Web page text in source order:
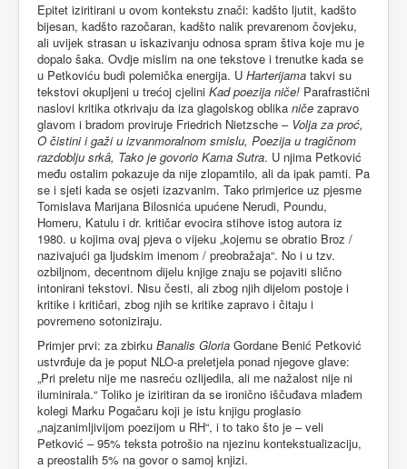
Epitet iziritirani u ovom kontekstu znači: kadšto ljutit, kadšto
bijesan, kadšto razočaran, kadšto nalik prevarenom čovjeku,
ali uvijek strasan u iskazivanju odnosa spram štiva koje mu je
dopalo šaka. Ovdje mislim na one tekstove i trenutke kada se
u Petkoviću budi polemička energija. U Harterijama takvi su
tekstovi okupljeni u trećoj cjelini Kad poezija niče! Parafrastični
naslovi kritika otkrivaju da iza glagolskog oblika niče zapravo
glavom i bradom proviruje Friedrich Nietzsche – Volja za proć,
O čistini i gaži u izvanmoralnom smislu, Poezija u tragičnom
razdoblju srkâ, Tako je govorio Kama Sutra. U njima Petković
među ostalim pokazuje da nije zlopamtilo, ali da ipak pamti. Pa
se i sjeti kada se osjeti izazvanim. Tako primjerice uz pjesme
Tomislava Marijana Bilosnića upućene Nerudi, Poundu,
Homeru, Katulu i dr. kritičar evocira stihove istog autora iz
1980. u kojima ovaj pjeva o vijeku „kojemu se obratio Broz /
nazivajući ga ljudskim imenom / preobražaja“. No i u tzv.
ozbiljnom, decentnom dijelu knjige znaju se pojaviti slično
intonirani tekstovi. Nisu česti, ali zbog njih dijelom postoje i
kritike i kritičari, zbog njih se kritike zapravo i čitaju i
povremeno sotoniziraju.
Primjer prvi: za zbirku Banalis Gloria Gordane Benić Petković
ustvrđuje da je poput NLO-a preletjela ponad njegove glave:
„Pri preletu nije me nasreću ozlijedila, ali me nažalost nije ni
iluminirala.“ Toliko je iziritiran da se ironično iščuđava mlađem
kolegi Marku Pogačaru koji je istu knjigu proglasio
„najzanimljivijom poezijom u RH“, i to tako što je – veli
Petković – 95% teksta potrošio na njezinu kontekstualizaciju,
a preostalih 5% na govor o samoj knjizi.